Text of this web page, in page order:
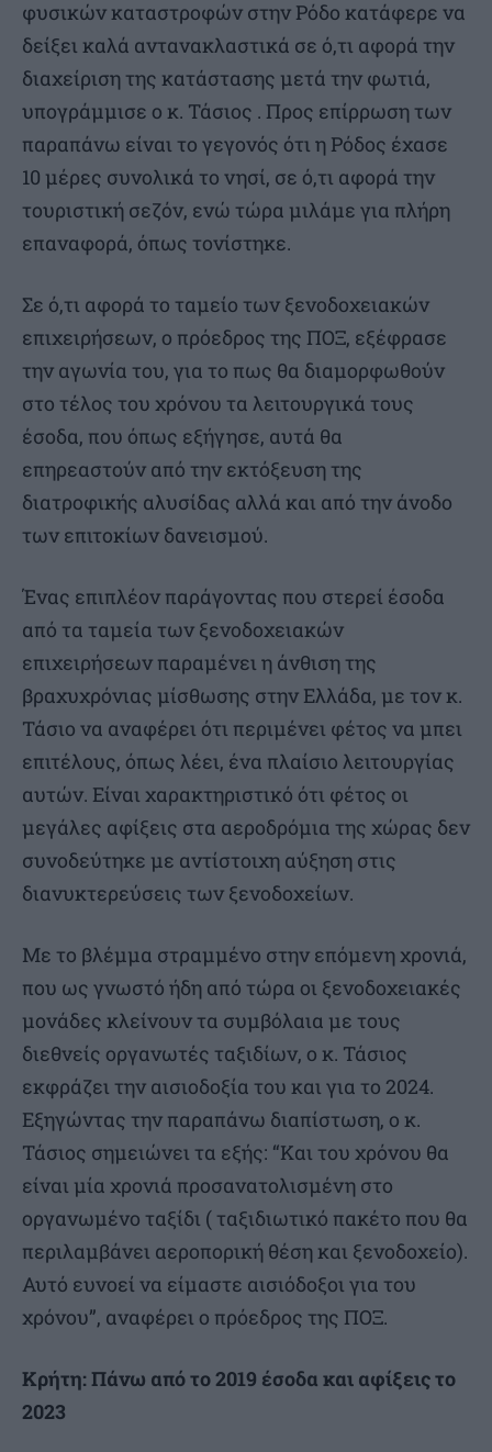
φυσικών καταστροφών στην Ρόδο κατάφερε να
δείξει καλά αντανακλαστικά σε ό,τι αφορά την
διαχείριση της κατάστασης μετά την φωτιά,
υπογράμμισε ο κ. Τάσιος . Προς επίρρωση των
παραπάνω είναι το γεγονός ότι η Ρόδος έχασε
10 μέρες συνολικά το νησί, σε ό,τι αφορά την
τουριστική σεζόν, ενώ τώρα μιλάμε για πλήρη
επαναφορά, όπως τονίστηκε.
Σε ό,τι αφορά το ταμείο των ξενοδοχειακών
επιχειρήσεων, ο πρόεδρος της ΠΟΞ, εξέφρασε
την αγωνία του, για το πως θα διαμορφωθούν
στο τέλος του χρόνου τα λειτουργικά τους
έσοδα, που όπως εξήγησε, αυτά θα
επηρεαστούν από την εκτόξευση της
διατροφικής αλυσίδας αλλά και από την άνοδο
των επιτοκίων δανεισμού.
Ένας επιπλέον παράγοντας που στερεί έσοδα
από τα ταμεία των ξενοδοχειακών
επιχειρήσεων παραμένει η άνθιση της
βραχυχρόνιας μίσθωσης στην Ελλάδα, με τον κ.
Τάσιο να αναφέρει ότι περιμένει φέτος να μπει
επιτέλους, όπως λέει, ένα πλαίσιο λειτουργίας
αυτών. Είναι χαρακτηριστικό ότι φέτος οι
μεγάλες αφίξεις στα αεροδρόμια της χώρας δεν
συνοδεύτηκε με αντίστοιχη αύξηση στις
διανυκτερεύσεις των ξενοδοχείων.
Με το βλέμμα στραμμένο στην επόμενη χρονιά,
που ως γνωστό ήδη από τώρα οι ξενοδοχειακές
μονάδες κλείνουν τα συμβόλαια με τους
διεθνείς οργανωτές ταξιδίων, ο κ. Τάσιος
εκφράζει την αισιοδοξία του και για το 2024.
Εξηγώντας την παραπάνω διαπίστωση, ο κ.
Τάσιος σημειώνει τα εξής: “Και του χρόνου θα
είναι μία χρονιά προσανατολισμένη στο
οργανωμένο ταξίδι ( ταξιδιωτικό πακέτο που θα
περιλαμβάνει αεροπορική θέση και ξενοδοχείο).
Αυτό ευνοεί να είμαστε αισιόδοξοι για του
χρόνου”, αναφέρει ο πρόεδρος της ΠΟΞ.
Κρήτη: Πάνω από το 2019 έσοδα και αφίξεις το
2023